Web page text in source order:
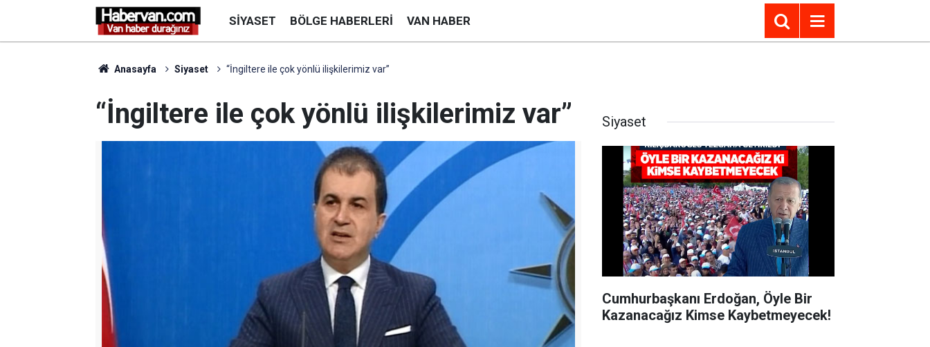
SIYASET BÖLGE HABERLERI VAN HABER
Anasayfa Siyaset “İngiltere ile çok yönlü ilişkilerimiz var”
“İngiltere ile çok yönlü ilişkilerimiz var” Siyaset
Cumhurbaşkanı Erdoğan, Öyle Bir
Kazanacağız Kimse Kaybetmeyecek!